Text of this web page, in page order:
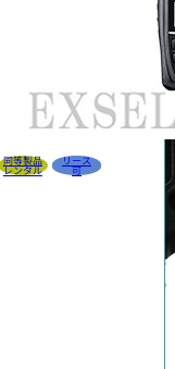
同等製品
レンタル
リース
可